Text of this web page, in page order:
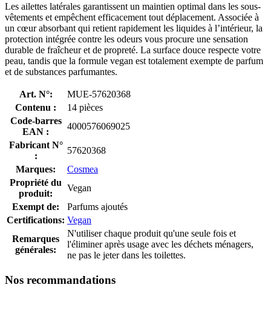
Les ailettes latérales garantissent un maintien optimal dans les sous-
vêtements et empêchent efficacement tout déplacement. Associée à
un cœur absorbant qui retient rapidement les liquides à l’intérieur, la
protection intégrée contre les odeurs vous procure une sensation
durable de fraîcheur et de propreté. La surface douce respecte votre
peau, tandis que la formule vegan est totalement exempte de parfum
et de substances parfumantes.
Art. N°:
MUE-57620368
Contenu :
14 pièces
Code-barres
EAN :
4000576069025
Fabricant N°
:
57620368
Marques:
Cosmea
Propriété du
produit:
Vegan
Exempt de:
Parfums ajoutés
Certifications: Vegan
Remarques
générales:
N'utiliser chaque produit qu'une seule fois et
l'éliminer après usage avec les déchets ménagers,
ne pas le jeter dans les toilettes.
Nos recommandations